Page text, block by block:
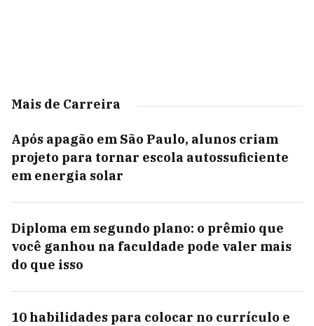
Mais de Carreira
Após apagão em São Paulo, alunos criam
projeto para tornar escola autossuficiente
em energia solar
Diploma em segundo plano: o prêmio que
você ganhou na faculdade pode valer mais
do que isso
10 habilidades para colocar no currículo e